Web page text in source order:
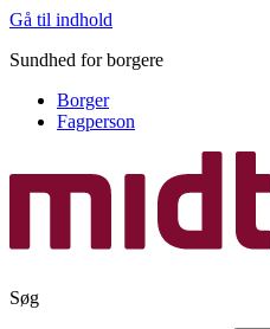
Gå til indhold
Sundhed for borgere
Borger
Fagperson
Søg